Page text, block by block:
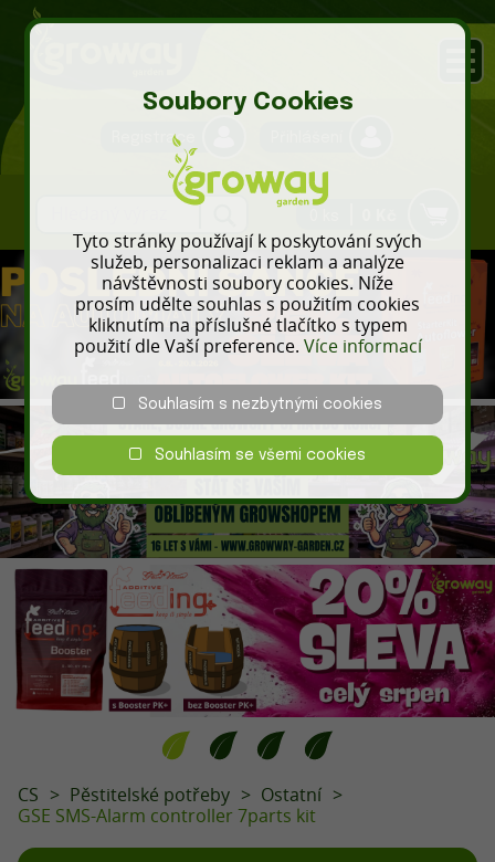
Soubory Cookies
Tyto stránky používají k poskytování svých
služeb, personalizaci reklam a analýze
návštěvnosti soubory cookies. Níže
prosím udělte souhlas s použitím cookies
kliknutím na příslušné tlačítko s typem
použití dle Vaší preference. Více informací
Souhlasím s nezbytnými cookies
Souhlasím se všemi cookies
Registrace
CS Pěstitelské potřeby
Ostatní
GSE SMS-Alarm controller 7parts kit